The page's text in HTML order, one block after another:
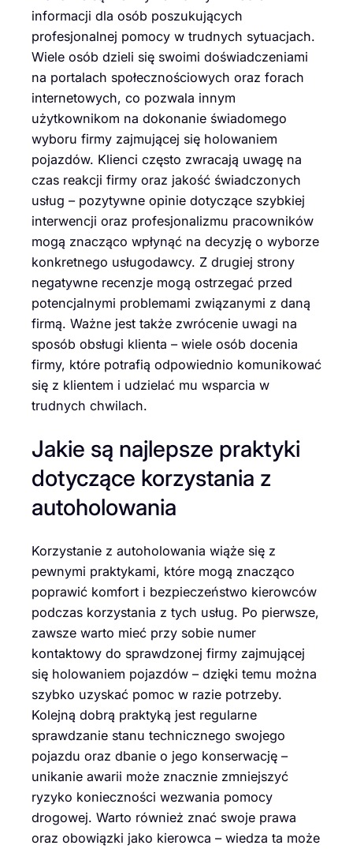
informacji dla osób poszukujących
profesjonalnej pomocy w trudnych sytuacjach.
Wiele osób dzieli się swoimi doświadczeniami
na portalach społecznościowych oraz forach
internetowych, co pozwala innym
użytkownikom na dokonanie świadomego
wyboru firmy zajmującej się holowaniem
pojazdów. Klienci często zwracają uwagę na
czas reakcji firmy oraz jakość świadczonych
usług – pozytywne opinie dotyczące szybkiej
interwencji oraz profesjonalizmu pracowników
mogą znacząco wpłynąć na decyzję o wyborze
konkretnego usługodawcy. Z drugiej strony
negatywne recenzje mogą ostrzegać przed
potencjalnymi problemami związanymi z daną
firmą. Ważne jest także zwrócenie uwagi na
sposób obsługi klienta – wiele osób docenia
firmy, które potrafią odpowiednio komunikować
się z klientem i udzielać mu wsparcia w
trudnych chwilach.
Jakie są najlepsze praktyki
dotyczące korzystania z
autoholowania
Korzystanie z autoholowania wiąże się z
pewnymi praktykami, które mogą znacząco
poprawić komfort i bezpieczeństwo kierowców
podczas korzystania z tych usług. Po pierwsze,
zawsze warto mieć przy sobie numer
kontaktowy do sprawdzonej firmy zajmującej
się holowaniem pojazdów – dzięki temu można
szybko uzyskać pomoc w razie potrzeby.
Kolejną dobrą praktyką jest regularne
sprawdzanie stanu technicznego swojego
pojazdu oraz dbanie o jego konserwację –
unikanie awarii może znacznie zmniejszyć
ryzyko konieczności wezwania pomocy
drogowej. Warto również znać swoje prawa
oraz obowiązki jako kierowca – wiedza ta może